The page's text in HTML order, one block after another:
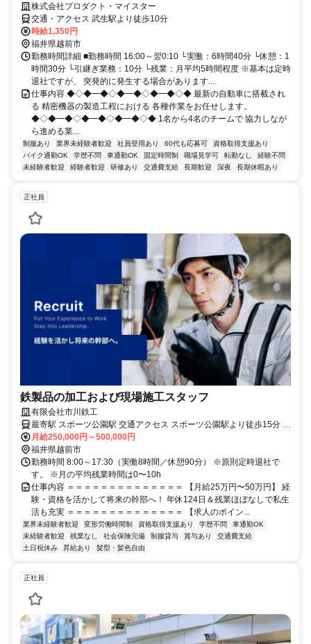
株式会社プロダクト・マイスター
交通・アクセス 武生駅より徒歩10分
時給1,350円
福井県越前市
勤務時間詳細 ■勤務時間 16:00～翌0:10 └実働：6時間40分 └休憩：1
時間30分 └引継ぎ業務：10分 └残業：月平均5時間程度 ※基本は定時
退社ですが、 突発的に発生する場合があります...
仕事内容 ◆◇◆━◆◇◆━◆◇◆━◆◇◆ 最新の自動車に搭載され
る 精密機器の製造工程における 各種作業をお任せします。
◆◇◆━◆◇◆━◆◇◆━◆◇◆ 1名から4名のチームで 協力しなが
ら進める業...
制服あり 業界未経験者歓迎 社員登用あり 60代も応募可
資格取得支援あり
バイク通勤OK
学歴不問 車通勤OK 固定時間制 職場見学可 転勤なし
経験不問
未経験者歓迎
経験者歓迎 研修あり 交通費支給 長期歓迎 深夜 長期休暇あり
正社員
鉄製品の加工および現場施工スタッフ
有限会社市川鉄工
最寄駅 スポーツ公園駅 交通アクセス スポーツ公園駅より徒歩15分 ・
マイカー通勤OK / バイク通勤OK ※主に福井県内の現場です。 （1日
1現場 / 2名以上で対応）
月給250,000円～500,000円
福井県越前市
勤務時間 8:00～17:30（実働8時間／休憩90分） ※原則定時退社で
す。 ※月の平均残業時間は0〜10h
仕事内容 ＝＝＝＝＝＝＝＝＝＝＝＝＝＝ 【月給25万円〜50万円】 経
験・資格を活かして将来の幹部へ！ 年休124日＆残業ほぼなしで私生
活も充実 ＝＝＝＝＝＝＝＝＝＝＝＝＝＝ 【求人のポイン...
業界未経験者歓迎 変形労働時間制 資格取得支援あり 学歴不問
車通勤OK
未経験者歓迎
残業なし 社会保険完備 制服貸与 賞与あり
交通費支給
土日祝休み
昇給あり 髪型・髪色自由
正社員